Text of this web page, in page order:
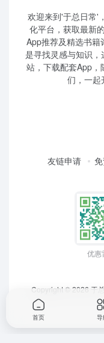
欢迎来到'于总日常'
化平台，获取最新
App推荐及精选书籍
是寻找灵感与知识
站，下载配套App，
们，一起
友链申请
优惠
Copyright © 2026 于
首页 导